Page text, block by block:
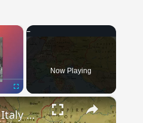
×
Fullscreen
Now Playing
×
Why 45% of Italy Doesn't Speak "Italian"